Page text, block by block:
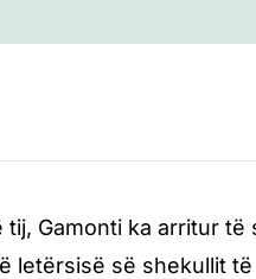
Gamonti ka arritur
letërsisë së shekullit